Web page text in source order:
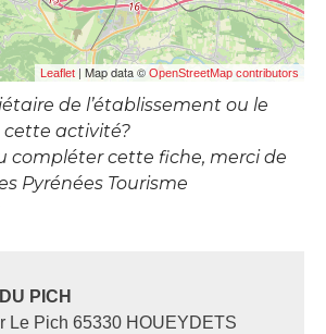
Leaflet | Map data © OpenStreetMap contributors
de l’établissement ou le
activité?
compléter cette fiche, merci de
Pyrénées Tourisme
PICH
Le Pich 65330 HOUEYDETS